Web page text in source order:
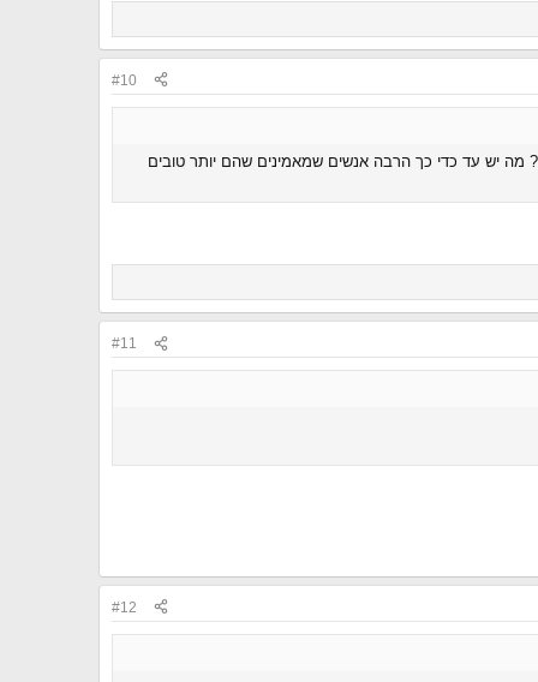
#10
מה יש עד כדי כך הרבה אנשים שמאמינים שהם יותר טובים
#11
#12